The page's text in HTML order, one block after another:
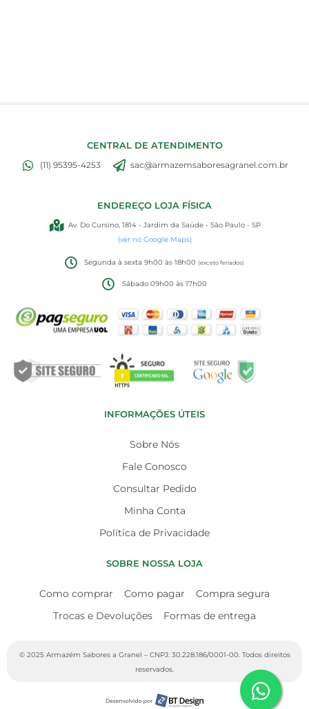
CENTRAL DE ATENDIMENTO
(11) 95395-4253 sac@armazemsaboresagranel.com.br
ENDEREÇO LOJA FÍSICA
Av. Do Cursino, 1814 - Jardim da Saúde - São Paulo - SP
(ver no Google Maps)
Segunda à sexta 9h00 às 18h00(exceto feriados)
Sábado 09h00 às 17h00
INFORMAÇÕES ÚTEIS
Sobre Nós
Fale Conosco
Consultar Pedido
Minha Conta
Política de Privacidade
SOBRE NOSSA LOJA
Como comprar Como pagar
Compra segura
Trocas e Devoluções
Formas de entrega
© 2025 Armazém Sabores a Granel – CNPJ: 30.228.186/0001-00. Todos direitos
reservados.